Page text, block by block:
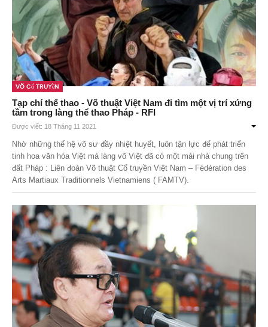
Võ Cổ Truyền
Tạp chí thể thao - Võ thuật Việt Nam đi tìm một vị trí xứng
tầm trong làng thể thao Pháp - RFI
Được viết: 18 Tháng 11 2021
Nhờ những thế hệ võ sư đầy nhiệt huyết, luôn tận lực để phát triển
tinh hoa văn hóa Việt mà làng võ Việt đã có một mái nhà chung trên
đất Pháp : Liên đoàn Võ thuật Cổ truyền Việt Nam – Fédération des
Arts Martiaux Traditionnels Vietnamiens ( FAMTV).